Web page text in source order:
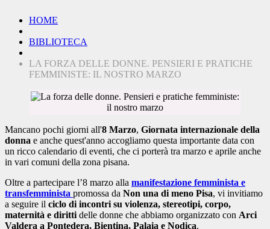
HOME
BIBLIOTECA
LA FORZA DELLE DONNE. PENSIERI E PRATICHE
FEMMINISTE: IL NOSTRO MARZO
Mancano pochi giorni all'8 Marzo, Giornata internazionale della
donna e anche quest'anno accogliamo questa importante data con
un ricco calendario di eventi, che ci porterà tra marzo e aprile anche
in vari comuni della zona pisana.
Oltre a partecipare l’8 marzo alla manifestazione femminista e
transfemminista promossa da Non una di meno Pisa, vi invitiamo
a seguire il ciclo di incontri su violenza, stereotipi, corpo,
maternità e dirittidelle donne che abbiamo organizzato con Arci
Valdera a Pontedera, Bientina, Palaia e Nodica.